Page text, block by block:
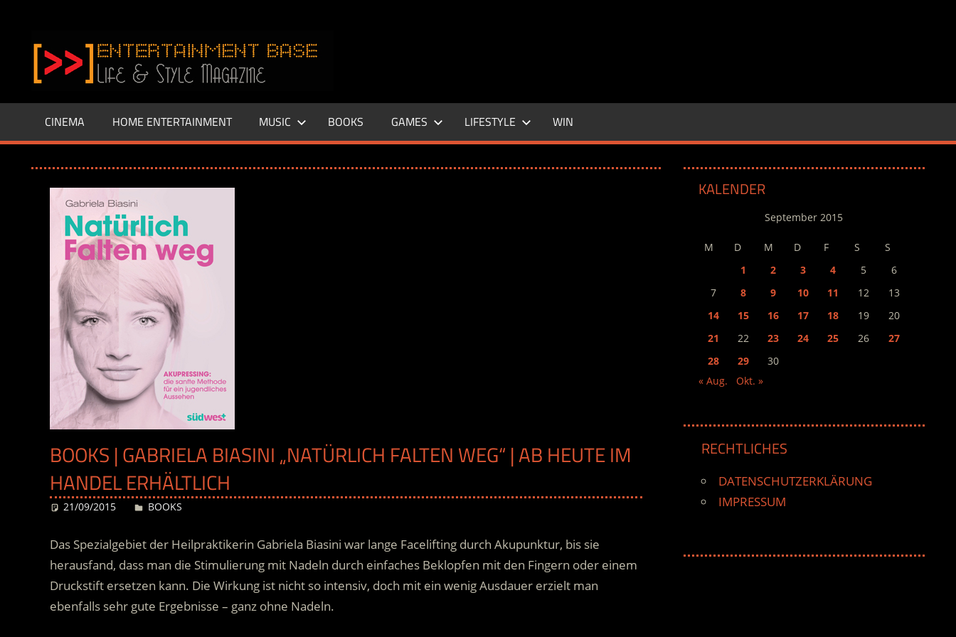
springen
–
LIFE
Base.de
CINEMA HOME ENTERTAINMENT MUSIC BOOKS GAMES LIFESTYLE WIN
BOOKS | GABRIELA BIASINI „NATÜRLICH FALTEN WEG“ | AB HEUTE IM
HANDEL ERHÄLTLICH
21/09/2015 Desiree
BOOKS
Das Spezialgebiet der Heilpraktikerin Gabriela Biasini war lange Facelifting durch Akupunktur, bis sie
herausfand, dass man die Stimulierung mit Nadeln durch einfaches Beklopfen mit den Fingern oder einem
Druckstift ersetzen kann. Die Wirkung ist nicht so intensiv, doch mit ein wenig Ausdauer erzielt man
ebenfalls sehr gute Ergebnisse – ganz ohne Nadeln.
KALENDER
September 2015
M D M D F S
S
1
2 3 4 5
6
7
8 9 10 11 12
13
14
15 16 17 18 19
20
21
22 23 24 25 26
27
28
29
30
« Aug.
Okt. »
RECHTLICHES
DATENSCHUTZERKLÄRUNG
IMPRESSUM